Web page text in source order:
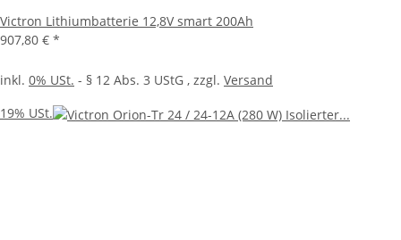
Victron Lithiumbatterie 12,8V smart 200Ah
907,80 € *
inkl. 0% USt. - § 12 Abs. 3 UStG , zzgl. Versand
19% USt.